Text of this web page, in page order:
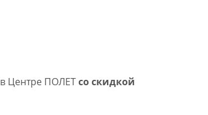
в Центре ПОЛЕТсо скидкой